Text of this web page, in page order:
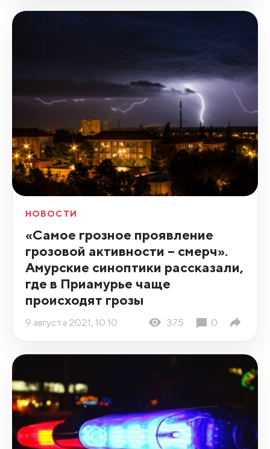
НОВОСТИ
«Самое грозное проявление
грозовой активности – смерч».
Амурские синоптики рассказали,
где в Приамурье чаще
происходят грозы
9 августа 2021, 10:10 375 0